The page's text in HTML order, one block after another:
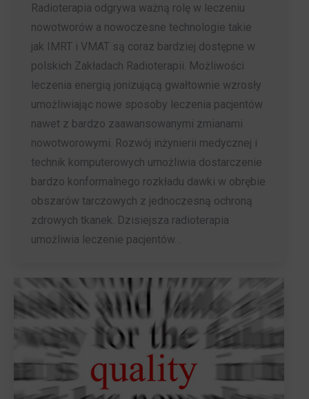
Radioterapia odgrywa ważną rolę w leczeniu
nowotworów a nowoczesne technologie takie
jak IMRT i VMAT są coraz bardziej dostępne w
polskich Zakładach Radioterapii. Możliwości
leczenia energią jonizującą gwałtownie wzrosły
umożliwiając nowe sposoby leczenia pacjentów
nawet z bardzo zaawansowanymi zmianami
nowotworowymi. Rozwój inżynierii medycznej i
technik komputerowych umożliwia dostarczenie
bardzo konformalnego rozkładu dawki w obrębie
obszarów tarczowych z jednoczesną ochroną
zdrowych tkanek. Dzisiejsza radioterapia
umożliwia leczenie pacjentów…